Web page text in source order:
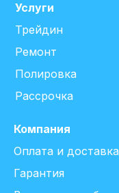
Услуги
Трейдин
Ремонт
Полировка
Рассрочка
Компания
Оплата и доставка
Гарантия